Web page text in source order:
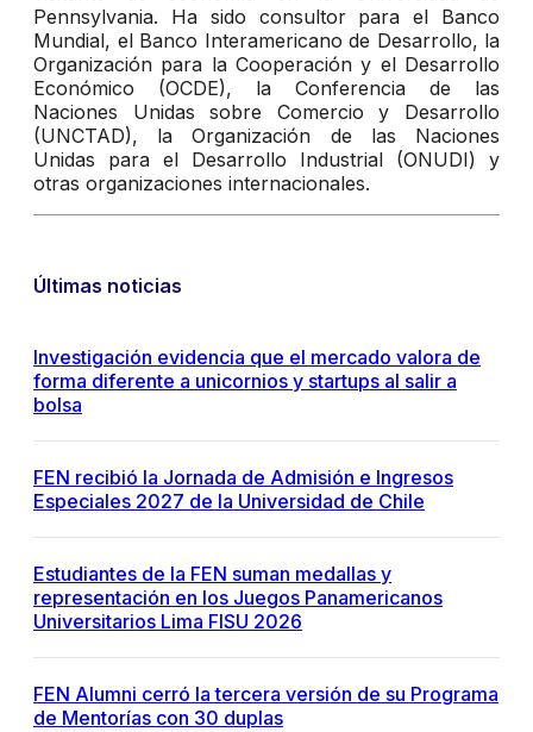
Pennsylvania. Ha sido consultor para el Banco
Mundial, el Banco Interamericano de Desarrollo, la
Organización para la Cooperación y el Desarrollo
Económico (OCDE), la Conferencia de las
Naciones Unidas sobre Comercio y Desarrollo
(UNCTAD), la Organización de las Naciones
Unidas para el Desarrollo Industrial (ONUDI) y
otras organizaciones internacionales.
Últimas noticias
Investigación evidencia que el mercado valora de
forma diferente a unicornios y startups al salir a
bolsa
FEN recibió la Jornada de Admisión e Ingresos
Especiales 2027 de la Universidad de Chile
Estudiantes de la FEN suman medallas y
representación en los Juegos Panamericanos
Universitarios Lima FISU 2026
FEN Alumni cerró la tercera versión de su Programa
de Mentorías con 30 duplas